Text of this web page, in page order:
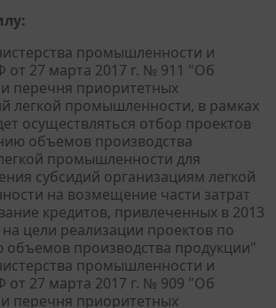
промышленности и
от 27 марта 2017 г. № 911 "Об
перечня приоритетных
легкой промышленности, в рамках
осуществляться отбор проектов
объемов производства
промышленности для
субсидий организациям легкой
на возмещение части затрат
кредитов, привлеченных в 2013
на цели реализации проектов по
объемов производства продукции"
промышленности и
от 27 марта 2017 г. № 909 "Об
перечня приоритетных